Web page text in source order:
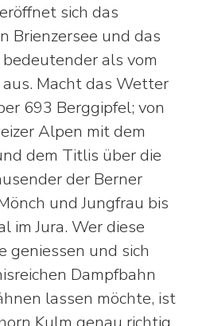
sich das
Brienzersee und das
als vom
Macht das Wetter
693 Berggipfel; von
Alpen mit dem
dem Titlis über die
der Berner
und Jungfrau bis
im Jura. Wer diese
geniessen und sich
Dampfbahn
lassen möchte, ist